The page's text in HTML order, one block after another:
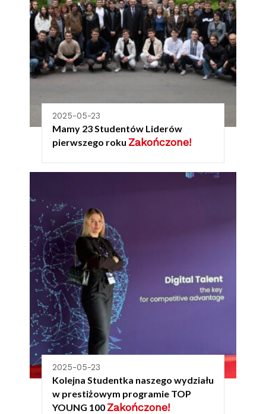
2025-05-23
Mamy 23 Studentów Liderów
pierwszego roku Zakończone!
2025-05-23
Kolejna Studentka naszego wydziału
w prestiżowym programie TOP
YOUNG 100 Zakończone!